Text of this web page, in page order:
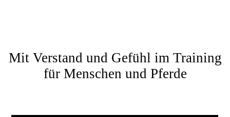
Mit Verstand und Gefühl im Training
für Menschen und Pferde